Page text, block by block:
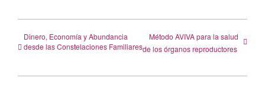
Dinero, Economía y Abundancia
desde las Constelaciones Familiares
Método AVIVA para la salud
de los órganos reproductores